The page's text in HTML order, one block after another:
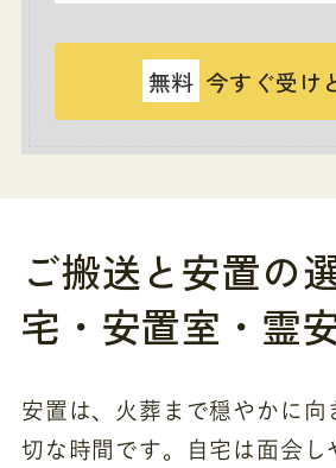
無料 今すぐ受け
ご搬送と安置の
宅・安置室・霊安
安置は、火葬まで穏やかに向
切な時間です。自宅は面会し